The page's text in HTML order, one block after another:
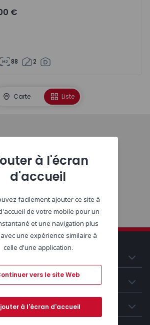
€
88 2
Carte Liste
à l'écran
d'accueil
facilement ajouter ce site à
de votre mobile pour un
et une navigation plus
une expérience similaire à
celle d'une application.
vers le site Web
à l'écran d'accueil